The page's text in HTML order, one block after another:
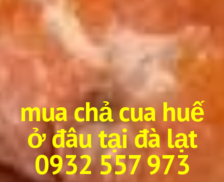
mua chả cua huế
ở đâu tại đà lạt
0932 557 973